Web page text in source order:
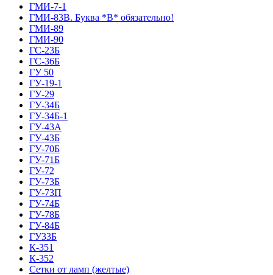
ГМИ-7-1
ГМИ-83В. Буква *В* обязательно!
ГМИ-89
ГМИ-90
ГС-23Б
ГС-36Б
ГУ 50
ГУ-19-1
ГУ-29
ГУ-34Б
ГУ-34Б-1
ГУ-43А
ГУ-43Б
ГУ-70Б
ГУ-71Б
ГУ-72
ГУ-73Б
ГУ-73П
ГУ-74Б
ГУ-78Б
ГУ-84Б
ГУ33Б
К-351
К-352
Сетки от ламп (желтые)